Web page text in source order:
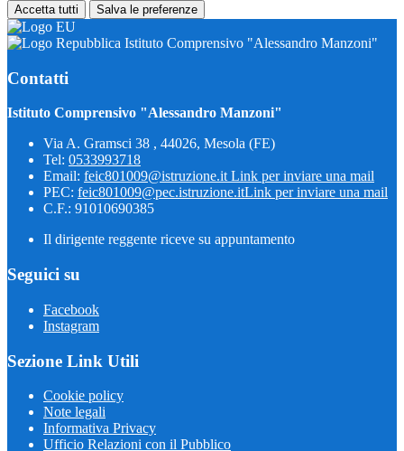
Accetta tutti Salva le preferenze
Istituto Comprensivo "Alessandro Manzoni"
Contatti
Istituto Comprensivo "Alessandro Manzoni"
Via A. Gramsci 38 , 44026, Mesola (FE)
Tel: 0533993718
Email: feic801009@istruzione.it Link per inviare una mail
PEC: feic801009@pec.istruzione.itLink per inviare una mail
C.F.: 91010690385
Il dirigente reggente riceve su appuntamento
Seguici su
Facebook
Instagram
Sezione Link Utili
Cookie policy
Note legali
Informativa Privacy
Ufficio Relazioni con il Pubblico